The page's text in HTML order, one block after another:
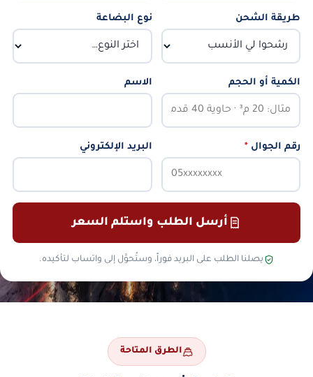
طريقة الشحن نوع البضاعة
الكمية أو الحجم الاسم
رقم الجوال * البريد الإلكتروني
أرسل الطلب واستلم السعر
يصلنا الطلب على البريد فوراً، وستُحوَّل إلى واتساب لتأكيده.
الطرق المتاحة